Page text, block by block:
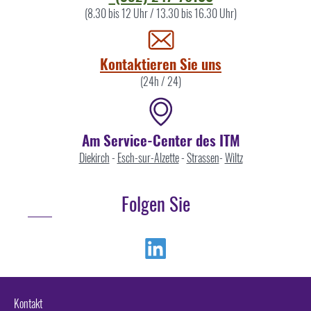
(8.30 bis 12 Uhr / 13.30 bis 16.30 Uhr)
Kontaktieren Sie uns
(24h / 24)
Am Service-Center des ITM
Diekirch- Esch-sur-Alzette-Strassen-Wiltz
Folgen Sie
Kontakt